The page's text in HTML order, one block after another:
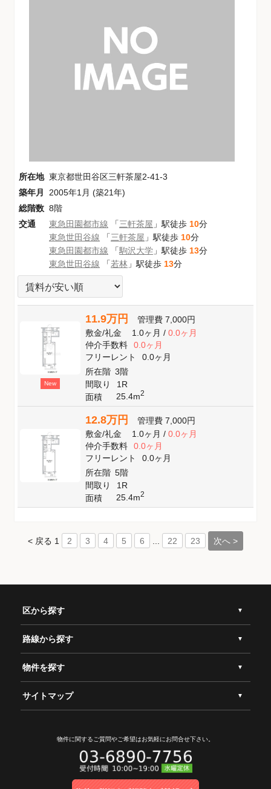
所在地 東京都世田谷区三軒茶屋2-41-3
築年月
2005年1月 (築21年)
総階数 8階
交通
東急田園都市線 「三軒茶屋 」駅徒歩 10分
東急世田谷線 「三軒茶屋 」駅徒歩 10分
東急田園都市線 「駒沢大学 」駅徒歩 13分
東急世田谷線 「若林 」駅徒歩 13分
New
11.9万円 管理費 7,000円
敷金/礼金 1.0ヶ月/ 0.0ヶ月
仲介手数料
0.0ヶ月
フリーレント
0.0ヶ月
所在階 3階
間取り
1R
面積
25.4m2
12.8万円 管理費 7,000円
敷金/礼金 1.0ヶ月/ 0.0ヶ月
仲介手数料
0.0ヶ月
フリーレント
0.0ヶ月
所在階 5階
間取り
1R
面積
25.4m2
< 戻る 1 2 3 4 5 6 22 23 次へ >
区から探す
路線から探す
物件を探す
サイトマップ
物件に関するご質問やご希望はお気軽にお問合せ下さい。